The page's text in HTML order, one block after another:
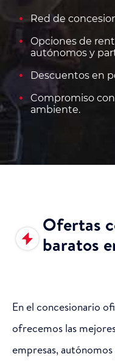
Red de
Opciones de
autónomos y
Descuentos en
Compromiso
ambiente.
Ofertas
baratos
En el concesionario
ofrecemos las
empresas,